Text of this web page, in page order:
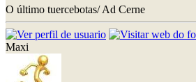
O último tuercebotas/ Ad Cerne
Maxi